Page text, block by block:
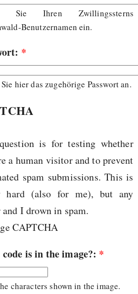
Sie Ihren Zwillingssterns
Benutzernamen ein.
*
hier das zugehörige Passwort an.
is for testing whether
a human visitor and to prevent
spam submissions. This is
hard (also for me), but any
and I drown in spam.
is in the image?: *
characters shown in the image.
Heute:
peer-review —
sea level
Die erste Million
schwerste: Der
Fehler
Wirtschaftssystems
Zuletzt angezeigt:
Recipes for
emacs org-mode